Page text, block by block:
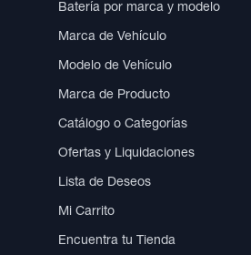
Batería por marca y modelo
Marca de Vehículo
Modelo de Vehículo
Marca de Producto
Catálogo o Categorías
Ofertas y Liquidaciones
Lista de Deseos
Mi Carrito
Encuentra tu Tienda